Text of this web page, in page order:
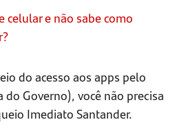
celular e não sabe como
do acesso aos apps pelo
do Governo), você não precisa
Imediato Santander.